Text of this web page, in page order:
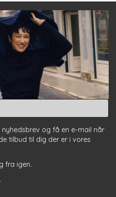
og få en e-mail når
tilbud til dig der er i vores
fra igen.